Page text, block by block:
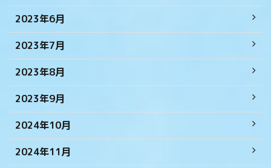
2023年6月
2023年7月
2023年8月
2023年9月
2024年10月
2024年11月